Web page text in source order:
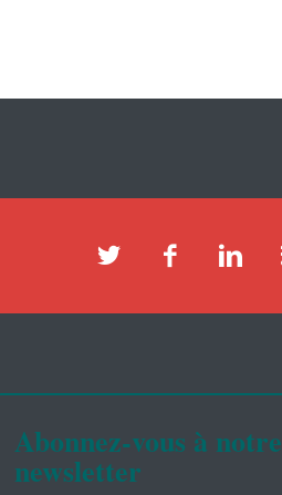
Abonnez-vous à notre
newsletter